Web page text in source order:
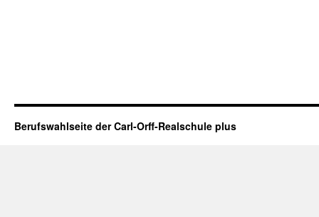
Berufswahlseite der Carl-Orff-Realschule plus